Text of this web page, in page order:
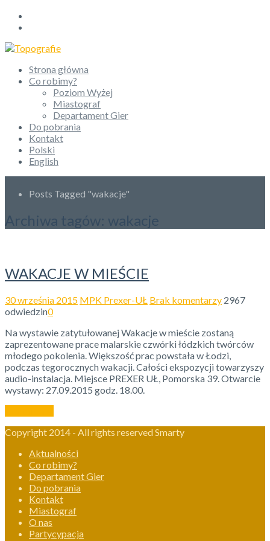
Strona główna
Co robimy?
Poziom Wyżej
Miastograf
Departament Gier
Do pobrania
Kontakt
Polski
English
Posts Tagged "wakacje"
Archiwa tagów: wakacje
WAKACJE W MIEŚCIE
30 września 2015 MPK Prexer-UŁ Brak komentarzy 2967
odwiedzin0
Na wystawie zatytułowanej Wakacje w mieście zostaną
zaprezentowane prace malarskie czwórki łódzkich twórców
młodego pokolenia. Większość prac powstała w Łodzi,
podczas tegorocznych wakacji. Całości ekspozycji towarzyszy
audio-instalacja. Miejsce PREXER UŁ, Pomorska 39. Otwarcie
wystawy: 27.09.2015 godz. 18.00.
Copyright 2014 - All rights reserved Smarty
Aktualności
Co robimy?
Departament Gier
Do pobrania
Kontakt
Miastograf
O nas
Partycypacja